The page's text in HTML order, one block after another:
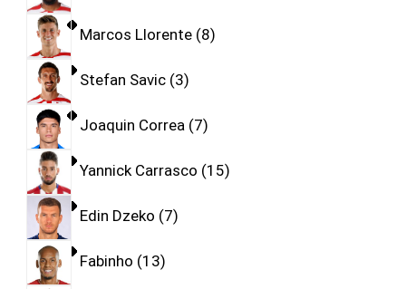
Marcos Llorente 8
Stefan Savic 3
Joaquin Correa 7
Yannick Carrasco 15
Edin Dzeko 7
Fabinho 13